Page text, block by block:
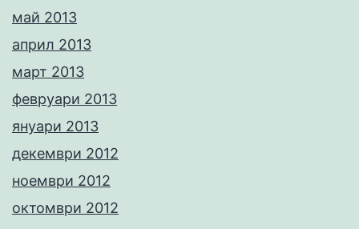
май 2013
април 2013
март 2013
февруари 2013
януари 2013
декември 2012
ноември 2012
октомври 2012